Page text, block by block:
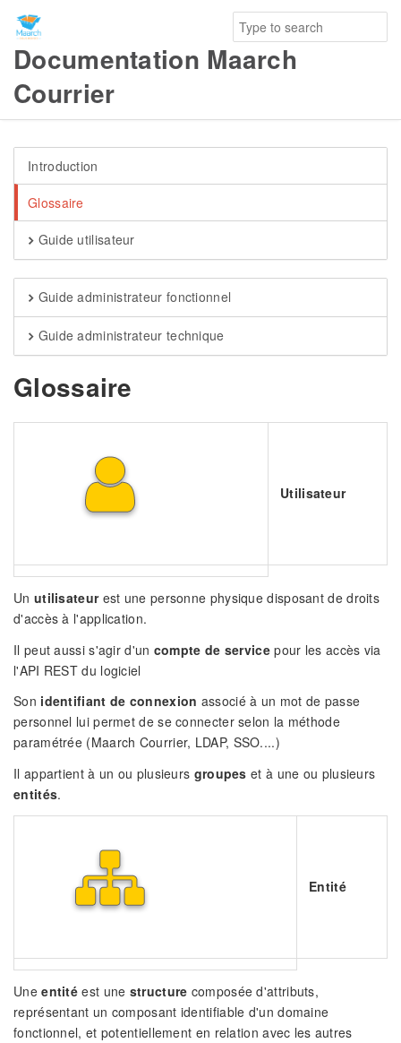
Documentation Maarch
Courrier
Introduction
Glossaire
Guide utilisateur
Guide administrateur fonctionnel
Guide administrateur technique
Glossaire
Utilisateur
Un utilisateurest une personne physique disposant de droits
d'accès à l'application.
Il peut aussi s'agir d'un compte de servicepour les accès via
l'API REST du logiciel
Son identifiant de connexion associé à un mot de passe
personnel lui permet de se connecter selon la méthode
paramétrée (Maarch Courrier, LDAP, SSO....)
Il appartient à un ou plusieurs groupes et à une ou plusieurs
entités.
Entité
Uneentité est une structure composée d'attributs,
représentant un composant identifiable d'un domaine
fonctionnel, et potentiellement en relation avec les autres